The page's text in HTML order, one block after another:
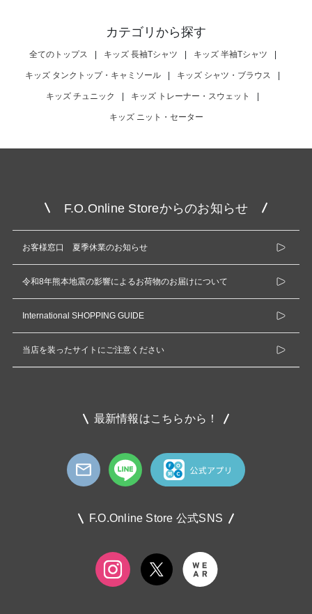
カテゴリから探す
全てのトップス | キッズ 長袖Tシャツ | キッズ 半袖Tシャツ |
キッズ タンクトップ・キャミソール | キッズ シャツ・ブラウス |
キッズ チュニック | キッズ トレーナー・スウェット |
キッズ ニット・セーター
F.O.Online Storeからのお知らせ
お客様窓口 夏季休業のお知らせ
令和8年熊本地震の影響によるお荷物のお届けについて
International SHOPPING GUIDE
当店を装ったサイトにご注意ください
最新情報はこちらから！
F.O.Online Store 公式SNS